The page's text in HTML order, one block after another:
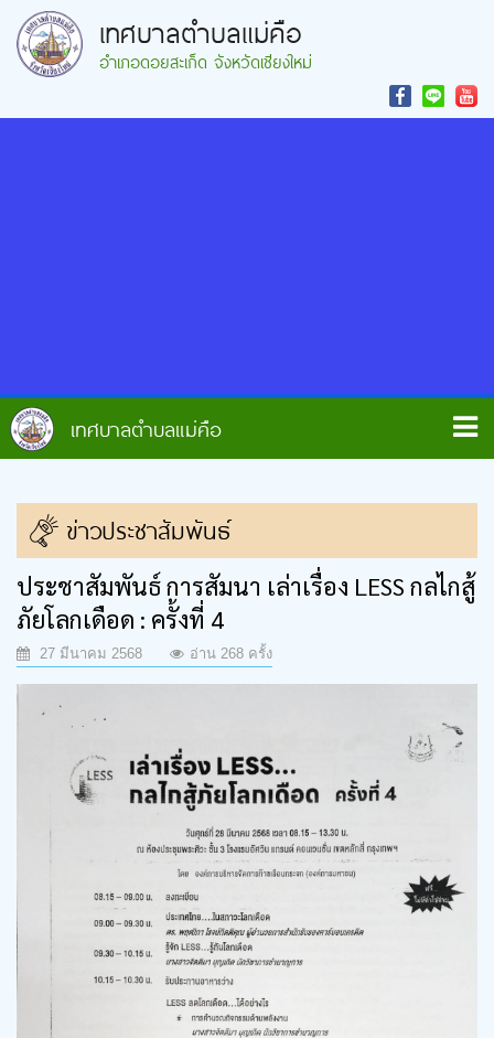
เทศบาลตำบลแม่คือ
อำเภอดอยสะเก็ด จังหวัดเชียงใหม่
ข่าวประชาสัมพันธ์
ประชาสัมพันธ์ การสัมนา เล่าเรื่อง LESS กลไกสู้
ภัยโลกเดือด : ครั้งที่ 4
27 มีนาคม 2568 อ่าน 268 ครั้ง